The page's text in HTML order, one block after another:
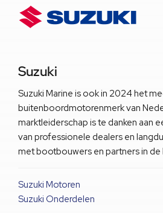
Suzuki
Suzuki Marine is ook in 2024 het
buitenboordmotorenmerk van
marktleiderschap is te danken aan
van professionele dealers en
met bootbouwers en partners in de
Suzuki Motoren
Suzuki Onderdelen